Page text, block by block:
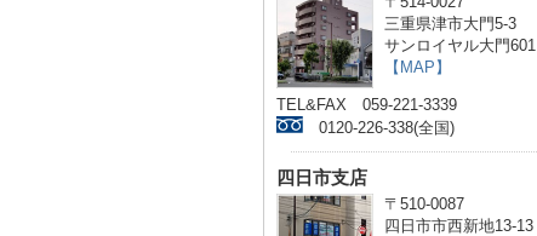
三重県津市大門5-3
サンロイヤル大門601
【MAP】
TEL&FAX 059-221-3339
0120-226-338(全国)
四日市支店
〒510-0087
四日市市西新地13-13